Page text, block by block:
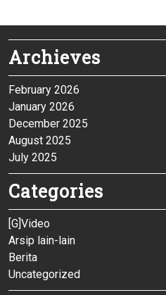
Archieves
February 2026
January 2026
December 2025
August 2025
July 2025
Categories
[G]Video
Arsip lain-lain
Berita
Uncategorized